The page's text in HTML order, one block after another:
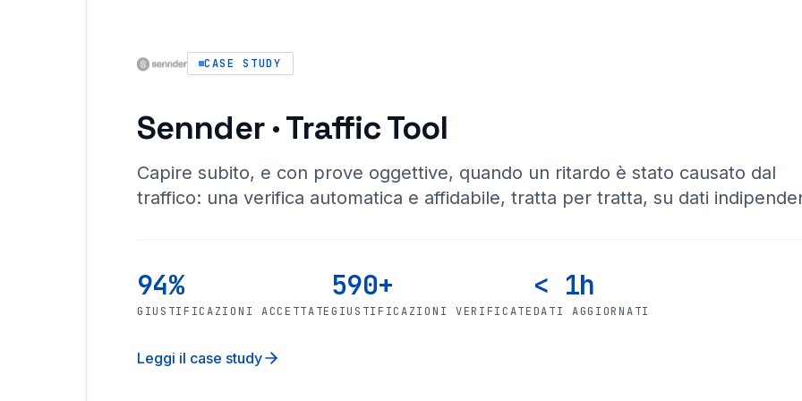
CASE STUDY
Sennder · Traffic Tool
Capire subito, e con prove oggettive, quando un ritardo è stato causato dal
traffico: una verifica automatica e affidabile, tratta per tratta, su dati
94%
GIUSTIFICAZIONI ACCETTATE
590+
GIUSTIFICAZIONI VERIFICATE
< 1h
DATI AGGIORNATI
Leggi il case study